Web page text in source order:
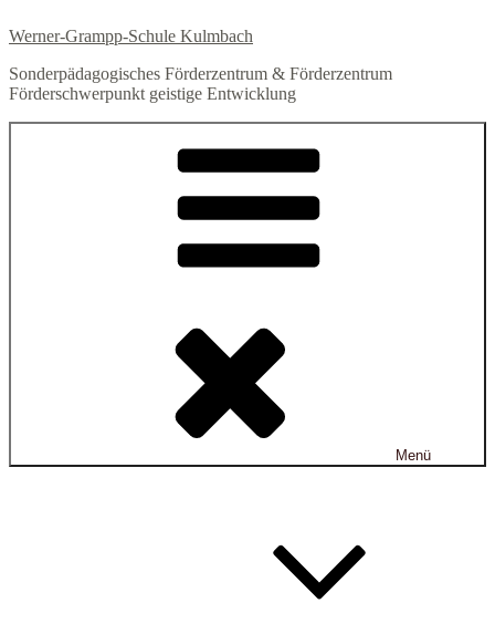
Inhalt
Werner-Grampp-Schule Kulmbach
Sonderpädagogisches Förderzentrum & Förderzentrum
Förderschwerpunkt geistige Entwicklung
Menü